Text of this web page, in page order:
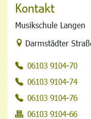
Kontakt
Musikschule Langen
Link zur Google-
Darmstädter
06103 9104-70
06103 9104-74
06103 9104-76
06103 9104-66